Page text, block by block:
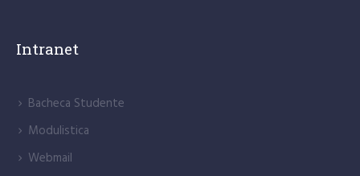
Intranet
Bacheca Studente
Modulistica
Webmail